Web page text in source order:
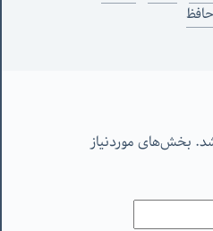
بخش‌های موردنیاز